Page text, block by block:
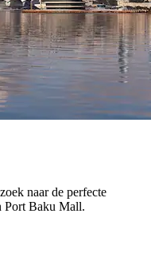
naar de perfecte
Port Baku Mall.